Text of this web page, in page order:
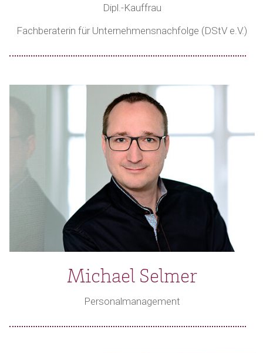
Dipl.-Kauffrau
Fachberaterin für Unternehmensnachfolge (DStV e.V.)
Michael Selmer
Personalmanagement